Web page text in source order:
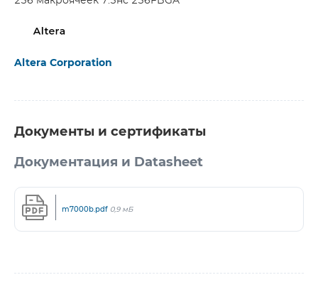
Altera Corporation
Документы и сертификаты
Документация и Datasheet
m7000b.pdf 0,9 мБ